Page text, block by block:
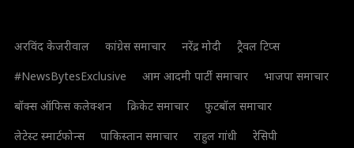
अरविंद केजरीवाल कांग्रेस समाचार नरेंद्र मोदी
ट्रैवल टिप्स
#NewsBytesExclusive
आम आदमी पार्टी समाचार
भाजपा समाचार
बॉक्स ऑफिस कलेक्शन
क्रिकेट समाचार
फुटबॉल समाचार
लेटेस्ट स्मार्टफोन्स
पाकिस्तान समाचार राहुल गांधी रेसिपी